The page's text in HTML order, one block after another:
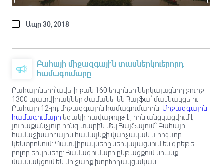
Ապր 30, 2018
Բահայի միջազգային տասներկուերորդ
համագումարը
Բահայիների՝ ավելի քան 160 երկրներ ներկայացնող շուրջ
1300 պատվիրակներ ժամանել են Հայֆա ՝ մասնակցելու
Բահայի 12-րդ միջազգային համագումարին: Միջազգային
համագումարը եզակի հավաքույթ է, որն անցկացվում է
յուրաքանչյուր հինգ տարին մեկ Հայֆայում ՝ Բահայի
համաշխարհային համայնքի վարչական և հոգևոր
կենտրոնում: Պատվիրակները ներկայացնում են գրեթե
բոլոր երկրները: Համագումարի ընթացքում նրանք
մասնակցում են մի շարք խորհրդակցական